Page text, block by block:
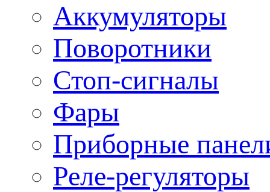
Аккумуляторы
Поворотники
Стоп-сигналы
Фары
Приборные
Реле-регуляторы